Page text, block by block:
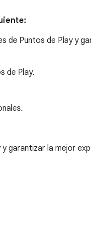
de Puntos de Play y
de Play.
garantizar la mejor